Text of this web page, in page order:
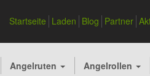
Startseite Laden Blog Partner
Angelruten Angelrollen